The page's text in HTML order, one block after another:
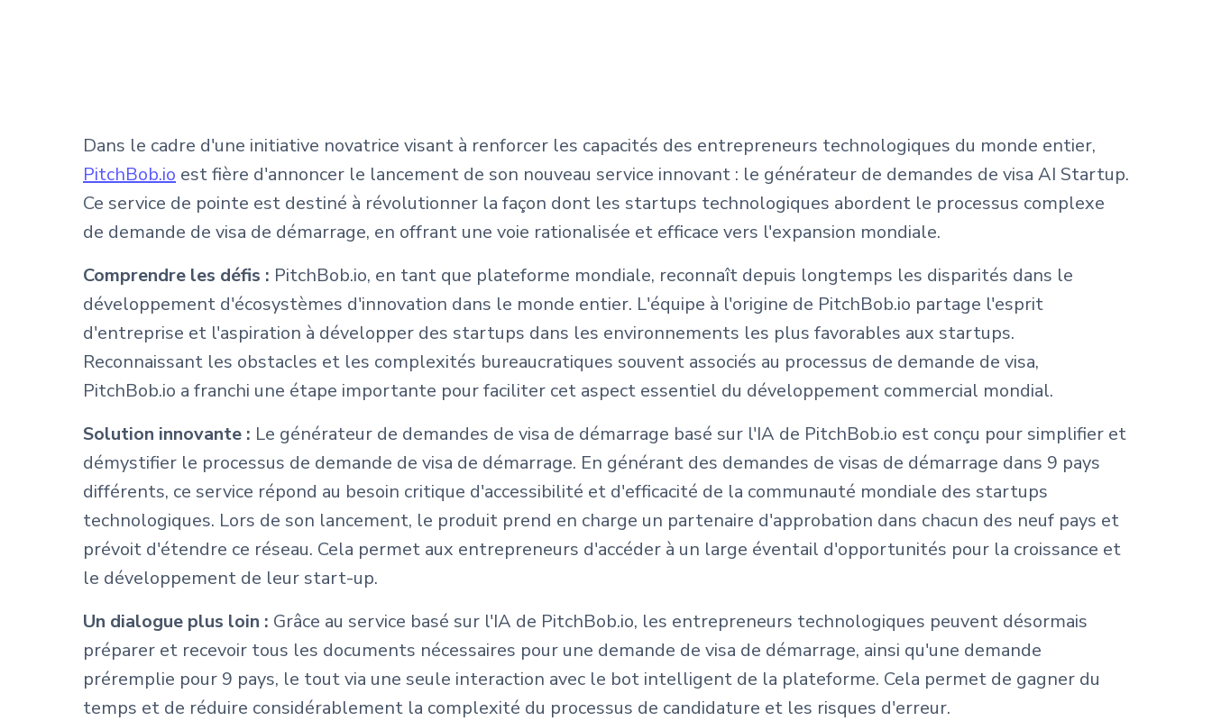
Dans le cadre d'une initiative novatrice visant à renforcer les capacités des entrepreneurs technologiques du monde entier,
PitchBob.io est fière d'annoncer le lancement de son nouveau service innovant : le générateur de demandes de visa AI Startup.
Ce service de pointe est destiné à révolutionner la façon dont les startups technologiques abordent le processus complexe
de demande de visa de démarrage, en offrant une voie rationalisée et efficace vers l'expansion mondiale.
Comprendre les défis : PitchBob.io, en tant que plateforme mondiale, reconnaît depuis longtemps les disparités dans le
développement d'écosystèmes d'innovation dans le monde entier. L'équipe à l'origine de PitchBob.io partage l'esprit
d'entreprise et l'aspiration à développer des startups dans les environnements les plus favorables aux startups.
Reconnaissant les obstacles et les complexités bureaucratiques souvent associés au processus de demande de visa,
PitchBob.io a franchi une étape importante pour faciliter cet aspect essentiel du développement commercial mondial.
Solution innovante : Le générateur de demandes de visa de démarrage basé sur l'IA de PitchBob.io est conçu pour simplifier et
démystifier le processus de demande de visa de démarrage. En générant des demandes de visas de démarrage dans 9 pays
différents, ce service répond au besoin critique d'accessibilité et d'efficacité de la communauté mondiale des startups
technologiques. Lors de son lancement, le produit prend en charge un partenaire d'approbation dans chacun des neuf pays et
prévoit d'étendre ce réseau. Cela permet aux entrepreneurs d'accéder à un large éventail d'opportunités pour la croissance et
le développement de leur start-up.
Un dialogue plus loin : Grâce au service basé sur l'IA de PitchBob.io, les entrepreneurs technologiques peuvent désormais
préparer et recevoir tous les documents nécessaires pour une demande de visa de démarrage, ainsi qu'une demande
préremplie pour 9 pays, le tout via une seule interaction avec le bot intelligent de la plateforme. Cela permet de gagner du
temps et de réduire considérablement la complexité du processus de candidature et les risques d'erreur.